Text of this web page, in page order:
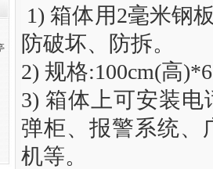
1) 箱体用2毫米钢
防破坏、防拆。
2) 规格:100cm(高
3) 箱体上可安装
弹柜、报警系统、
机等。